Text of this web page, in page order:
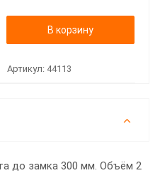
В корзину
Артикул: 44113
до замка 300 мм. Объём 2